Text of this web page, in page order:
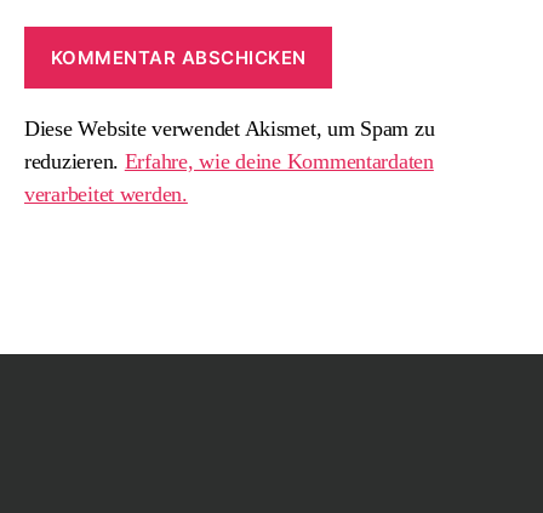
Diese Website verwendet Akismet, um Spam zu
reduzieren. Erfahre, wie deine Kommentardaten
verarbeitet werden.